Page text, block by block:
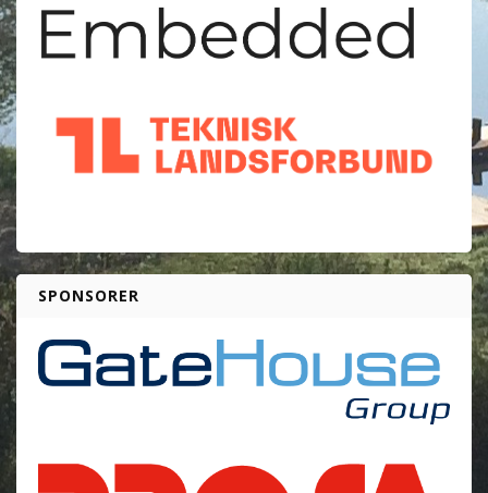
SPONSORER